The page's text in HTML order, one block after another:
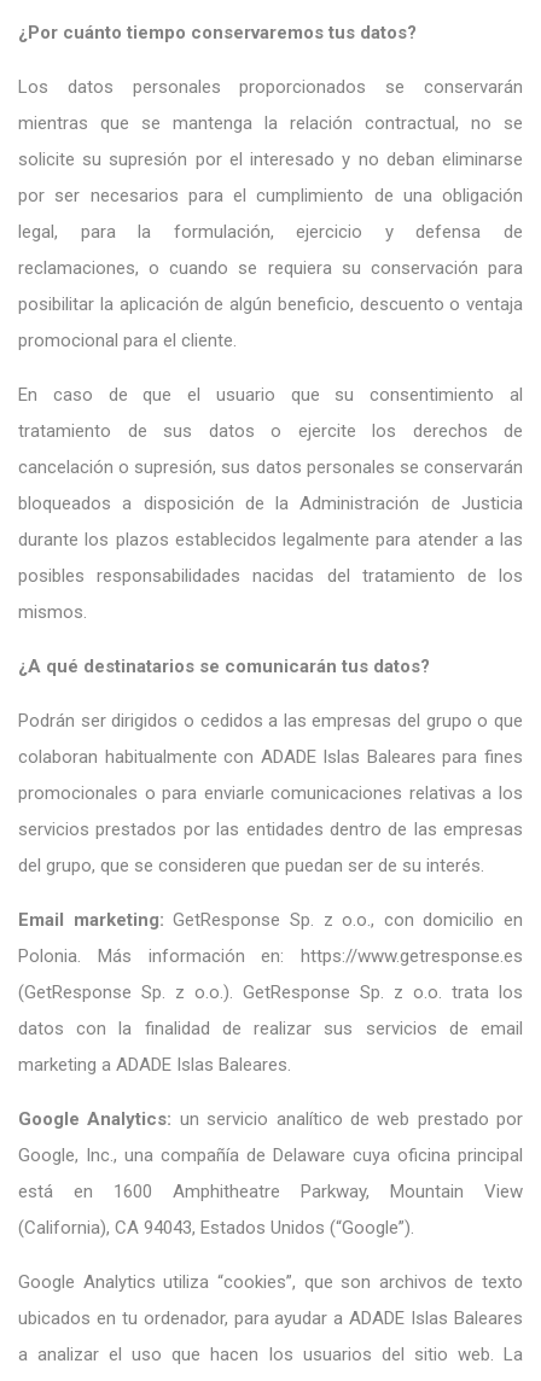
¿Por cuánto tiempo conservaremos tus datos?
Los datos personales proporcionados se conservarán
mientras que se mantenga la relación contractual, no se
solicite su supresión por el interesado y no deban eliminarse
por ser necesarios para el cumplimiento de una obligación
legal, para la formulación, ejercicio y defensa de
reclamaciones, o cuando se requiera su conservación para
posibilitar la aplicación de algún beneficio, descuento o ventaja
promocional para el cliente.
En caso de que el usuario que su consentimiento al
tratamiento de sus datos o ejercite los derechos de
cancelación o supresión, sus datos personales se conservarán
bloqueados a disposición de la Administración de Justicia
durante los plazos establecidos legalmente para atender a las
posibles responsabilidades nacidas del tratamiento de los
mismos.
¿A qué destinatarios se comunicarán tus datos?
Podrán ser dirigidos o cedidos a las empresas del grupo o que
colaboran habitualmente con ADADE Islas Baleares para fines
promocionales o para enviarle comunicaciones relativas a los
servicios prestados por las entidades dentro de las empresas
del grupo, que se consideren que puedan ser de su interés.
Email marketing: GetResponse Sp. z o.o., con domicilio en
Polonia. Más información en: https://www.getresponse.es
(GetResponse Sp. z o.o.). GetResponse Sp. z o.o. trata los
datos con la finalidad de realizar sus servicios de email
marketing a ADADE Islas Baleares.
Google Analytics: un servicio analítico de web prestado por
Google, Inc., una compañía de Delaware cuya oficina principal
está en 1600 Amphitheatre Parkway, Mountain View
(California), CA 94043, Estados Unidos (“Google”).
Google Analytics utiliza “cookies”, que son archivos de texto
ubicados en tu ordenador, para ayudar a ADADE Islas Baleares
a analizar el uso que hacen los usuarios del sitio web. La